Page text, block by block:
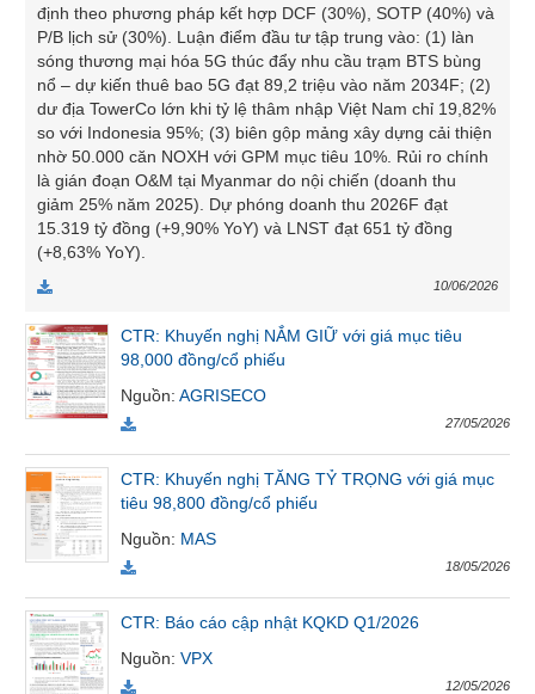
định theo phương pháp kết hợp DCF (30%), SOTP (40%) và
P/B lịch sử (30%). Luận điểm đầu tư tập trung vào: (1) làn
sóng thương mại hóa 5G thúc đẩy nhu cầu trạm BTS bùng
nổ – dự kiến thuê bao 5G đạt 89,2 triệu vào năm 2034F; (2)
dư địa TowerCo lớn khi tỷ lệ thâm nhập Việt Nam chỉ 19,82%
so với Indonesia 95%; (3) biên gộp mảng xây dựng cải thiện
nhờ 50.000 căn NOXH với GPM mục tiêu 10%. Rủi ro chính
là gián đoạn O&M tại Myanmar do nội chiến (doanh thu
giảm 25% năm 2025). Dự phóng doanh thu 2026F đạt
15.319 tỷ đồng (+9,90% YoY) và LNST đạt 651 tỷ đồng
(+8,63% YoY).
10/06/2026
CTR: Khuyến nghị NẮM GIỮ với giá mục tiêu
98,000 đồng/cổ phiếu
Nguồn:AGRISECO
27/05/2026
CTR: Khuyến nghị TĂNG TỶ TRỌNG với giá mục
tiêu 98,800 đồng/cổ phiếu
Nguồn: MAS
18/05/2026
CTR: Báo cáo cập nhật KQKD Q1/2026
Nguồn:VPX
12/05/2026
THÔNG
TIN
DỊCH
VỤ
TRUYỀN
THÔNG
TIỆN
ÍCH
BẤT
ĐỘNG
SẢN
Mã
chứng
khoán
(-)